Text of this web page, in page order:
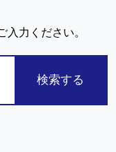
入力ください。
検索する